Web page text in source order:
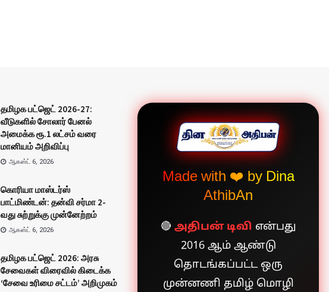
தமிழக பட்ஜெட் 2026-27:
வீடுகளில் சோலார் பேனல்
அமைக்க ரூ.1 லட்சம் வரை
மானியம் அறிவிப்பு
ஆகஸ்ட் 6, 2026
கொரியா மாஸ்டர்ஸ்
பாட்மிண்டன்: தன்வி சர்மா 2-
வது சுற்றுக்கு முன்னேற்றம்
ஆகஸ்ட் 6, 2026
தமிழக பட்ஜெட் 2026: அரசு
சேவைகள் விரைவில் கிடைக்க
‘சேவை உரிமை சட்டம்’ அறிமுகம்
Made with ❤️ by Dina
AthibAn
🔴 அதிபன் டிவி என்பது
2016 ஆம் ஆண்டு
தொடங்கப்பட்ட ஒரு
முன்னணி தமிழ் மொழி